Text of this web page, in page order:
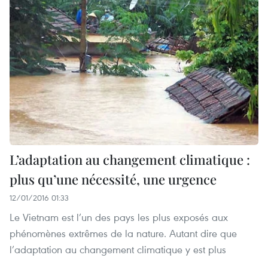
L’adaptation au changement climatique :
plus qu’une nécessité, une urgence
12/01/2016 01:33
Le Vietnam est l’un des pays les plus exposés aux
phénomènes extrêmes de la nature. Autant dire que
l’adaptation au changement climatique y est plus